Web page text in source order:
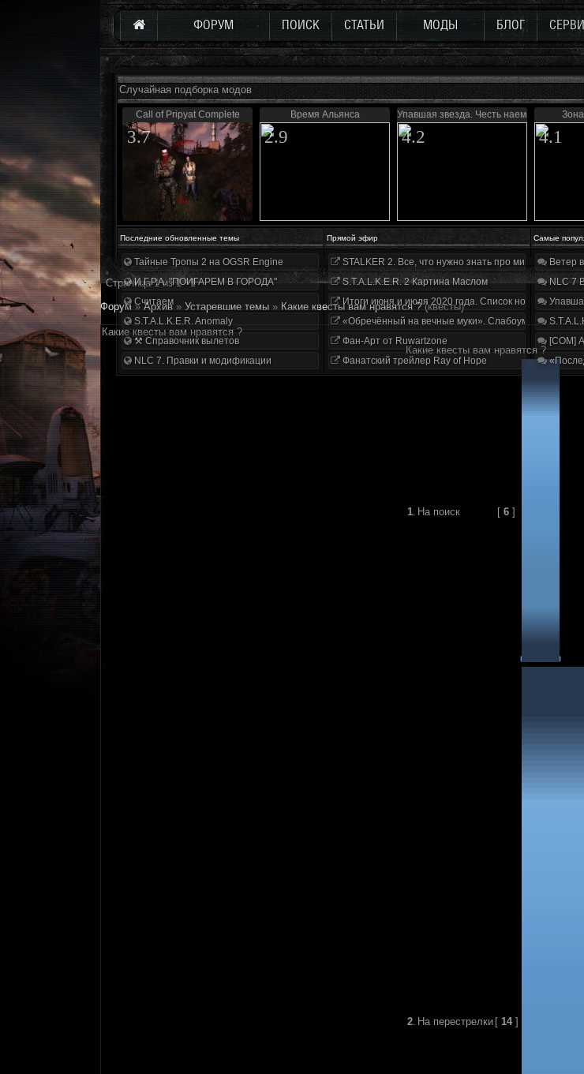
ФОРУМ ПОИСК СТАТЬИ МОДЫ БЛОГ
Случайная подборка модов
Call of Pripyat Complete
3.7
Время Альянса
2.9
Упавшая звезда. Честь наемника
4.2 4.1
Последние обновленные темы Прямой эфир Самые
Тайные Тропы 2 на OGSR Engine
И.Г.Р.А. "ПОИГАРЕМ В ГОРОДА"
Считаем
S.T.A.L.K.E.R. Anomaly
⚒ Справочник вылетов
NLC 7. Правки и модификации
STALKER 2. Все, что нужно знать про мир, геймплей
S.T.A.L.K.E.R. 2 Картина Маслом
Итоги июня и июля 2020 года. Список нововведений
«Обречённый на вечные муки». Слабоумие и отвага
Фан-Арт от Ruwartzone
Фанатский трейлер Ray of Hope
Ветер
NLC 7
[COM]
Страница1из1 1
Форум » Архив » Устаревшие темы » Какие квесты вам нравятся ? (квесты)
Какие квесты вам нравятся ?
Какие квесты вам нравятся ?
1. На поиск [ 6 ]
2. На перестрелки [ 14]